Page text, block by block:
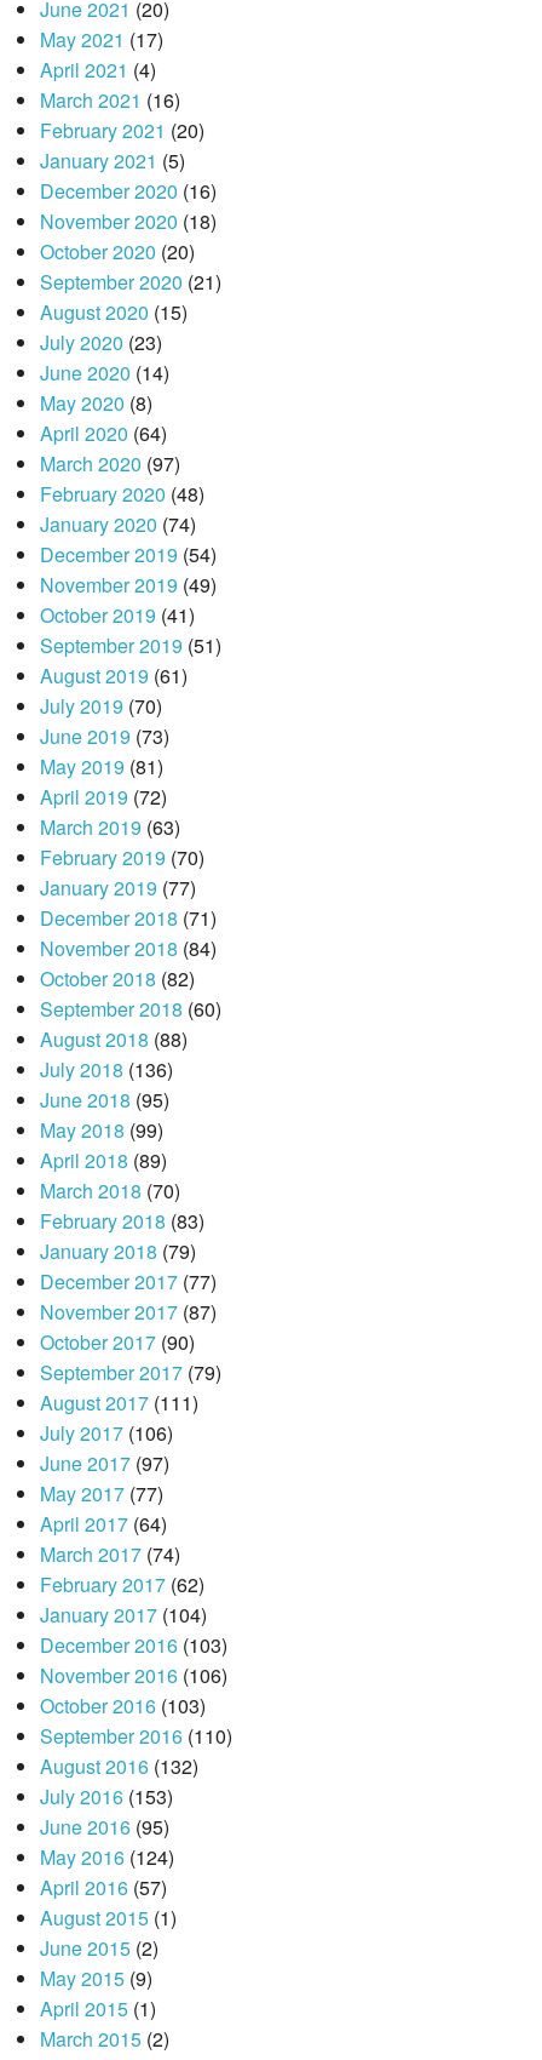
June 2021 (20)
May 2021 (17)
April 2021 (4)
March 2021 (16)
February 2021 (20)
January 2021 (5)
December 2020 (16)
November 2020 (18)
October 2020 (20)
September 2020 (21)
August 2020 (15)
July 2020 (23)
June 2020 (14)
May 2020 (8)
April 2020 (64)
March 2020 (97)
February 2020 (48)
January 2020 (74)
December 2019 (54)
November 2019 (49)
October 2019 (41)
September 2019 (51)
August 2019 (61)
July 2019 (70)
June 2019 (73)
May 2019 (81)
April 2019 (72)
March 2019 (63)
February 2019 (70)
January 2019 (77)
December 2018 (71)
November 2018 (84)
October 2018 (82)
September 2018 (60)
August 2018 (88)
July 2018 (136)
June 2018 (95)
May 2018 (99)
April 2018 (89)
March 2018 (70)
February 2018 (83)
January 2018 (79)
December 2017(77)
November 2017(87)
October 2017(90)
September 2017(79)
August 2017(111)
July 2017(106)
June 2017(97)
May 2017(77)
April 2017(64)
March 2017(74)
February 2017(62)
January 2017(104)
December 2016(103)
November 2016(106)
October 2016(103)
September 2016(110)
August 2016(132)
July 2016(153)
June 2016(95)
May 2016(124)
April 2016(57)
August 2015(1)
June 2015(2)
May 2015(9)
April 2015(1)
March 2015(2)